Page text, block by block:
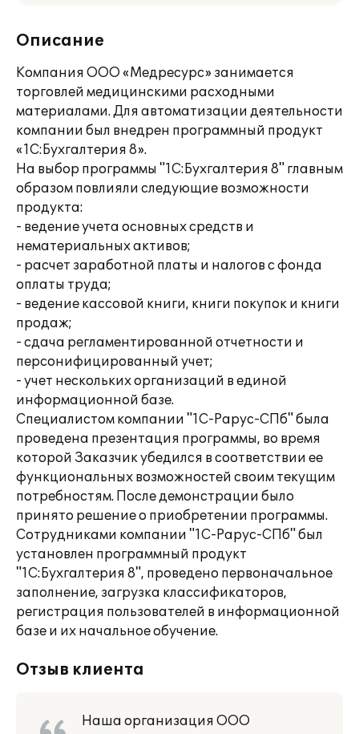
Описание
Компания ООО «Медресурс» занимается
торговлей медицинскими расходными
материалами. Для автоматизации деятельности
компании был внедрен программный продукт
«1С:Бухгалтерия 8».
На выбор программы "1С:Бухгалтерия 8" главным
образом повлияли следующие возможности
продукта:
- ведение учета основных средств и
нематериальных активов;
- расчет заработной платы и налогов с фонда
оплаты труда;
- ведение кассовой книги, книги покупок и книги
продаж;
- сдача регламентированной отчетности и
персонифицированный учет;
- учет нескольких организаций в единой
информационной базе.
Специалистом компании "1С-Рарус-СПб" была
проведена презентация программы, во время
которой Заказчик убедился в соответствии ее
функциональных возможностей своим текущим
потребностям. После демонстрации было
принято решение о приобретении программы.
Сотрудниками компании "1С-Рарус-СПб" был
установлен программный продукт
"1С:Бухгалтерия 8", проведено первоначальное
заполнение, загрузка классификаторов,
регистрация пользователей в информационной
базе и их начальное обучение.
Отзыв клиента
Наша организация ООО